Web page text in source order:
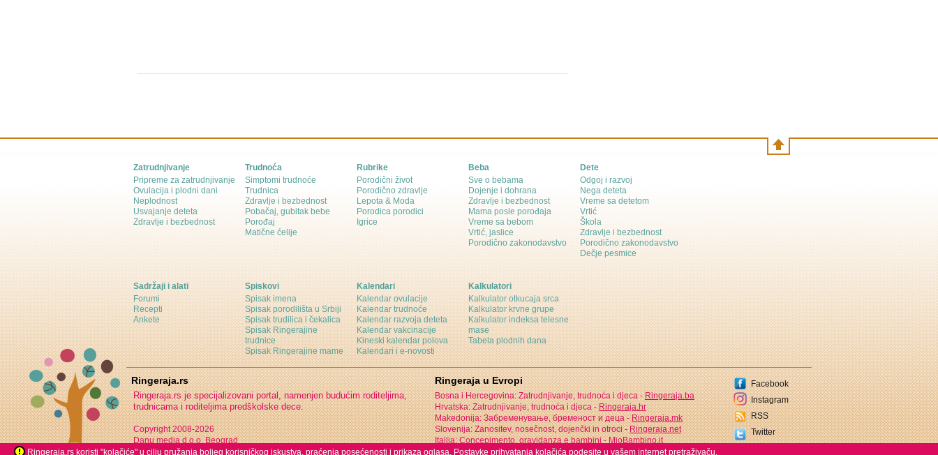
Ringeraja.rs koristi "kolačiće" u cilju pružanja boljeg korisničkog iskustva, praćenja posećenosti i prikaza oglasa. Postavke prihvatanja kolačića podesite u vašem internet pretraživaču.
Zatrudnjivanje
Pripreme za zatrudnjivanje
Ovulacija i plodni dani
Neplodnost
Usvajanje deteta
Zdravlje i bezbednost
Trudnoća
Simptomi trudnoće
Trudnica
Zdravlje i bezbednost
Pobačaj, gubitak bebe
Porođaj
Matične ćelije
Rubrike
Porodični život
Porodično zdravlje
Lepota & Moda
Porodica porodici
Igrice
Beba
Sve o bebama
Dojenje i dohrana
Zdravlje i bezbednost
Mama posle porođaja
Vreme sa bebom
Vrtić, jaslice
Porodično zakonodavstvo
Dete
Odgoj i razvoj
Nega deteta
Vreme sa detetom
Vrtić
Škola
Zdravlje i bezbednost
Porodično zakonodavstvo
Dečje pesmice
Sadržaji i alati
Forumi
Recepti
Ankete
Spiskovi
Spisak imena
Spisak porodilišta u Srbiji
Spisak trudilica i čekalica
Spisak Ringerajine
trudnice
Spisak Ringerajine mame
Kalendari
Kalendar ovulacije
Kalendar trudnoće
Kalendar razvoja deteta
Kalendar vakcinacije
Kineski kalendar polova
Kalendari i e-novosti
Kalkulatori
Kalkulator otkucaja srca
Kalkulator krvne grupe
Kalkulator indeksa telesne
mase
Tabela plodnih dana
Ringeraja.rs
Ringeraja.rs je specijalizovani portal, namenjen budućim roditeljima,
trudnicama i roditeljima predškolske dece.
Copyright 2008-2026
Danu media d.o.o. Beograd
Ringeraja u Evropi
Bosna i Hercegovina: Zatrudnjivanje, trudnoća i djeca -Ringeraja.ba
Hrvatska: Zatrudnjivanje, trudnoća i djeca -Ringeraja.hr
Makedonija: Забременување, бременост и деца -Ringeraja.mk
Slovenija: Zanositev, nosečnost, dojenčki in otroci -Ringeraja.net
Italija: Concepimento, gravidanza e bambini -MioBambino.it
Facebook
Instagram
RSS
Twitter